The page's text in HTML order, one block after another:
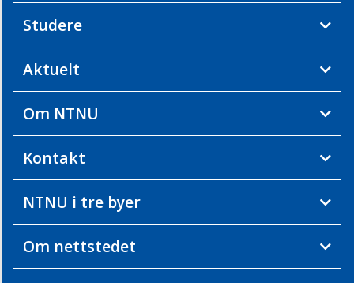
Studere
Aktuelt
Om NTNU
Kontakt
NTNU i tre byer
Om nettstedet